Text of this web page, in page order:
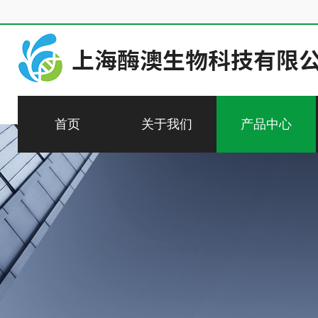
首页 关于我们 产品中心